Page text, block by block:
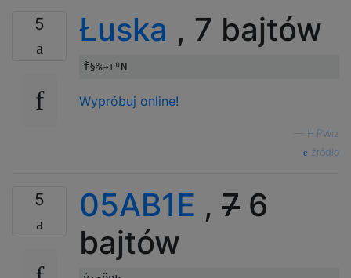
5 Łuska , 7 bajtów
Wypróbuj online!
H.PWiz
źródło
5 05AB1E , 7 6
bajtów